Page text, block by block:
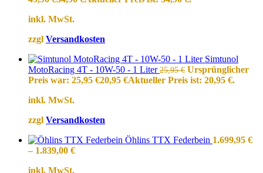
inkl. MwSt.
zzgl Versandkosten
Simtunol
MotoRacing 4T - 10W-50 - 1 Liter25,95€ Ursprünglicher
Preis war: 25,95 €20,95 €Aktueller Preis ist: 20,95 €.
inkl. MwSt.
zzgl Versandkosten
Öhlins TTX Federbein 1.699,95 €
– 1.839,00 €
inkl. MwSt.